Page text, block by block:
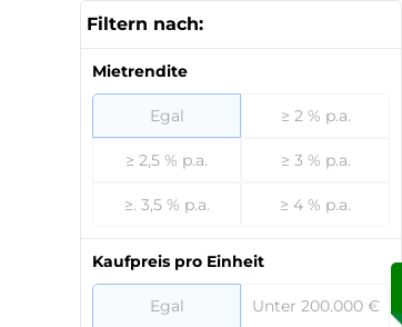
Filtern nach:
Mietrendite
Egal ≥ 2 % p.a.
≥ 2,5 % p.a. ≥ 3 % p.a.
≥. 3,5 % p.a. ≥ 4 % p.a.
Kaufpreis pro Einheit
Egal Unter 200.000 €